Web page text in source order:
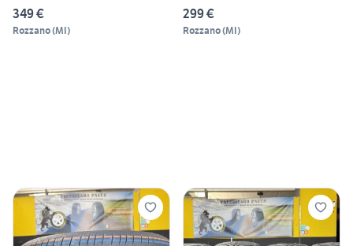
349 €
Rozzano(MI)
299 €
Rozzano(MI)